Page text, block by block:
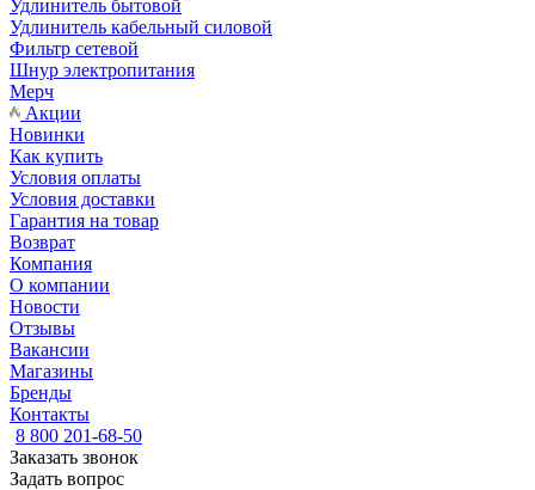
Удлинитель бытовой
Удлинитель кабельный силовой
Фильтр сетевой
Шнур электропитания
Мерч
Акции
Новинки
Как купить
Условия оплаты
Условия доставки
Гарантия на товар
Возврат
Компания
О компании
Новости
Отзывы
Вакансии
Магазины
Бренды
Контакты
8 800 201-68-50
Заказать звонок
Задать вопрос